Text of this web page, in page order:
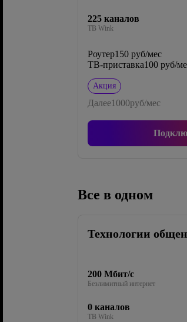
225 каналов
ТВ Wink
Роутер150 руб/мес
ТВ-приставка100 руб/
Акция
Далее1000руб/мес
Все в одном
Технологии
200 Мбит/с
Безлимитный интернет
0 каналов
ТВ Wink